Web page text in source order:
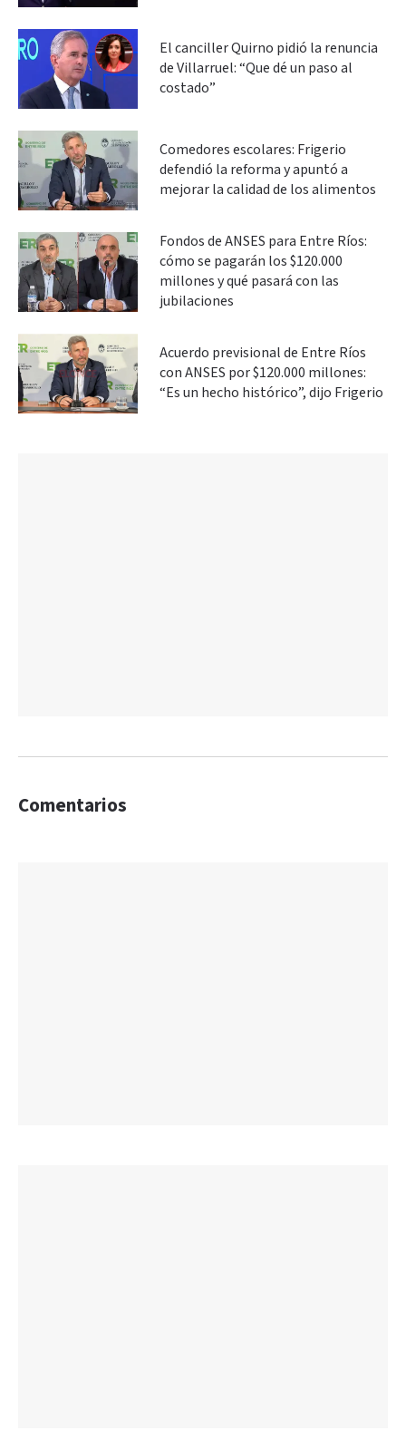
El canciller Quirno pidió la renuncia
de Villarruel: “Que dé un paso al
costado”
Comedores escolares: Frigerio
defendió la reforma y apuntó a
mejorar la calidad de los alimentos
Fondos de ANSES para Entre Ríos:
cómo se pagarán los $120.000
millones y qué pasará con las
jubilaciones
Acuerdo previsional de Entre Ríos
con ANSES por $120.000 millones:
“Es un hecho histórico”, dijo Frigerio
Comentarios